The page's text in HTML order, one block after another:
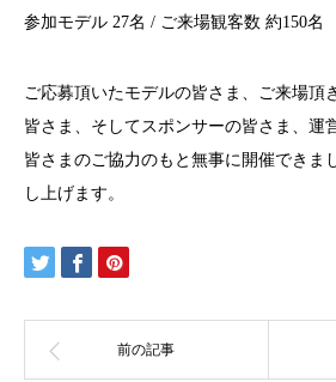
参加モデル 27名 / ご来場観客数 約150名
ご応募頂いたモデルの皆さま、ご来場頂
皆さま、そしてスポンサーの皆さま、運
皆さまのご協力のもと無事に開催できま
し上げます。